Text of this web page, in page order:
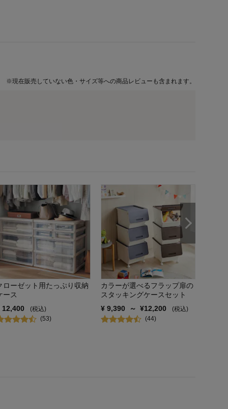
※現在販売していない色・サイズ等への商品レビューも含まれます。
ローゼット用たっぷり収納
ース
12,400
(税込)
(53)
カラーが選べるフラップ扉の
スタッキングケースセット
¥ 9,390 ～ ¥12,200
(税込)
(44)